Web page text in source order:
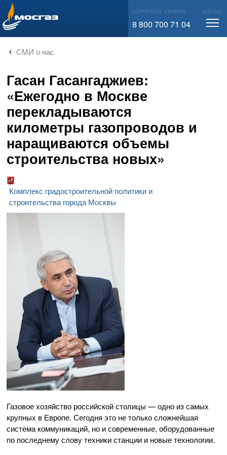
info@mos-gaz.ru ГОРЯЧАЯ ЛИНИЯ
8 800 700 71 04
МЕНЮ
СМИ о нас
Гасан Гасангаджиев:
«Ежегодно в Москве
перекладываются
километры газопроводов и
наращиваются объемы
строительства новых»
Комплекс градостроительной политики и
строительства города Москвы
Газовое хозяйство российской столицы — одно из самых
крупных в Европе. Сегодня это не только сложнейшая
система коммуникаций, но и современные, оборудованные
по последнему слову техники станции и новые технологии.